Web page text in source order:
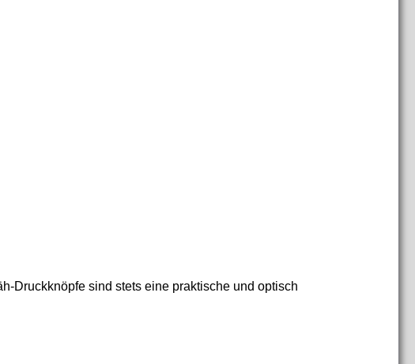
Druckknöpfe sind stets eine praktische und optisch